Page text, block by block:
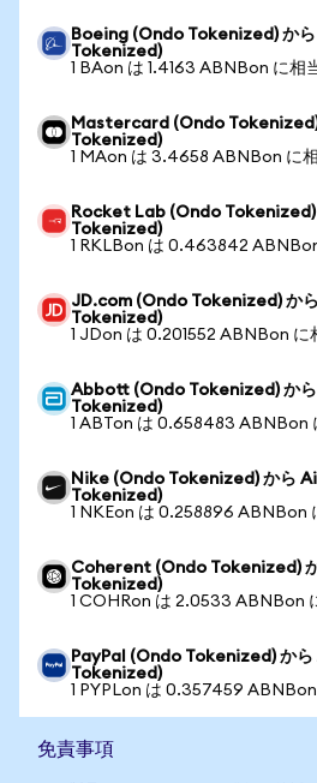
Boeing (Ondo Tokenized) か
Tokenized)
1 BAon は 1.4163 ABNBon に相
Mastercard (Ondo
Tokenized)
1 MAon は 3.4658 ABNBon に
Rocket Lab (Ondo
Tokenized)
1 RKLBon は 0.463842
JD.com (Ondo Tokenized) か
Tokenized)
1 JDon は 0.201552 ABNBon に
Abbott (Ondo Tokenized) か
Tokenized)
1 ABTon は 0.658483 ABNBon
Nike (Ondo Tokenized) から
Tokenized)
1 NKEon は 0.258896 ABNBon
Coherent (Ondo Tokenized)
Tokenized)
1 COHRon は 2.0533 ABNBon
PayPal (Ondo Tokenized) か
Tokenized)
1 PYPLon は 0.357459 ABNBon
免責事項